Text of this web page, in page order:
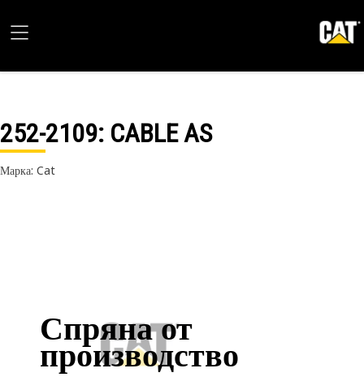
252-2109: CABLE AS
Марка: Cat
Спряна от
производство